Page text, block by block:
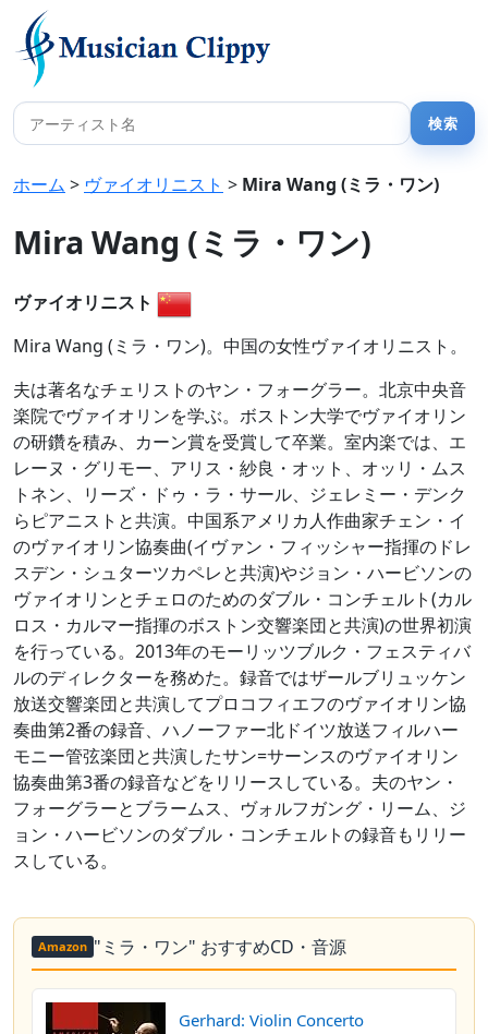
ホーム > ヴァイオリニスト > Mira Wang (ミラ・ワン)
Mira Wang (ミラ・ワン)
ヴァイオリニスト
Mira Wang (ミラ・ワン)。中国の女性ヴァイオリニスト。
夫は著名なチェリストのヤン・フォーグラー。北京中央音
楽院でヴァイオリンを学ぶ。ボストン大学でヴァイオリン
の研鑽を積み、カーン賞を受賞して卒業。室内楽では、エ
レーヌ・グリモー、アリス・紗良・オット、オッリ・ムス
トネン、リーズ・ドゥ・ラ・サール、ジェレミー・デンク
らピアニストと共演。中国系アメリカ人作曲家チェン・イ
のヴァイオリン協奏曲(イヴァン・フィッシャー指揮のドレ
スデン・シュターツカペレと共演)やジョン・ハービソンの
ヴァイオリンとチェロのためのダブル・コンチェルト(カル
ロス・カルマー指揮のボストン交響楽団と共演)の世界初演
を行っている。2013年のモーリッツブルク・フェスティバ
ルのディレクターを務めた。録音ではザールブリュッケン
放送交響楽団と共演してプロコフィエフのヴァイオリン協
奏曲第2番の録音、ハノーファー北ドイツ放送フィルハー
モニー管弦楽団と共演したサン=サーンスのヴァイオリン
協奏曲第3番の録音などをリリースしている。夫のヤン・
フォーグラーとブラームス、ヴォルフガング・リーム、ジ
ョン・ハービソンのダブル・コンチェルトの録音もリリー
スしている。
Amazon "ミラ・ワン" おすすめCD・音源
Gerhard: Violin Concerto